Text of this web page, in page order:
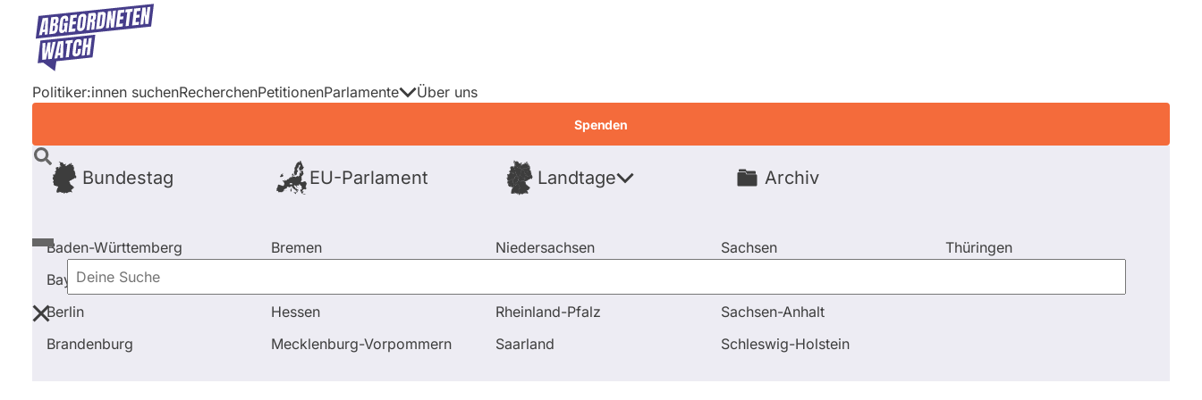
Direkt
Inhalt
Politiker:innen suchenRecherchenPetitionenParlamente
Bundestag EU-Parlament Landtage
Baden-Württemberg
Bayern
Berlin
Brandenburg
Bremen
Hessen
Mecklenburg-Vorpommern
Niedersachsen
Rheinland-Pfalz
Saarland
Sachsen
Sachsen-Anhalt
Schleswig-Holstein
Thüringen
Archiv
Über uns
Spenden
Deine
Suche
Startseite Frage stellen Christoph Paul Frank Fragen und Antworten